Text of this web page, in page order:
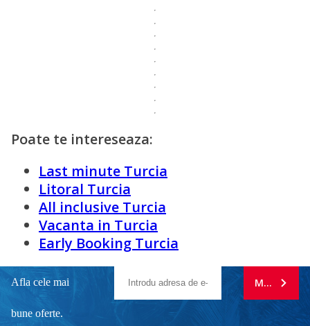
Poate te intereseaza:
Last minute Turcia
Litoral Turcia
All inclusive Turcia
Vacanta in Turcia
Early Booking Turcia
Afla cele mai
bune oferte.
MA